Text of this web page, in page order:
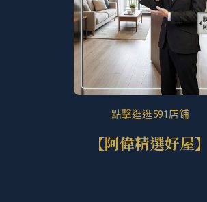
點擊逛逛591店鋪
【阿偉精選好屋】